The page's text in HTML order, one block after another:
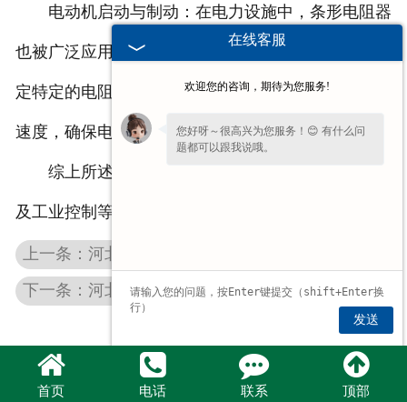
电动机启动与制动：在电力设施中，条形电阻器
也被广泛应用于电动机的启动和制动过程中。通过设
定特定的电阻值，可以控制电动机的启动电流和制动
速度，确保电动机的稳定运行。
综上所述，条形电阻器在电子设备、电力设施以
及工业控制等领域中发挥着重要作用。
上一条：河北中科电阻器发热严重的正确处理方法
下一条：河北不锈钢电阻器出现问题的处理小技巧
首页 电话 联系 顶部
在线客服
欢迎您的咨询，期待为您服务!
您好呀～很高兴为您服务！😊 有什么问
题都可以跟我说哦。
发送
豫公网安备 41072802000744号